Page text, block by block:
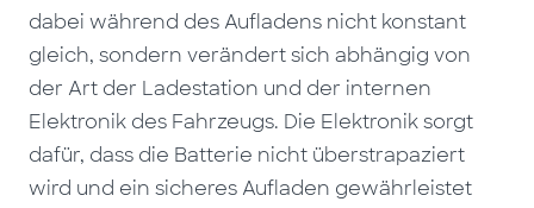
dabei während des Aufladens nicht konstant
gleich, sondern verändert sich abhängig von
der Art der Ladestation und der internen
Elektronik des Fahrzeugs. Die Elektronik sorgt
dafür, dass die Batterie nicht überstrapaziert
wird und ein sicheres Aufladen gewährleistet